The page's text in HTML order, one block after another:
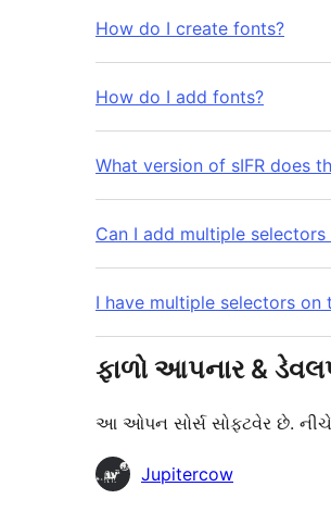
How do I create fonts?
How do I add fonts?
What version of sIFR does
Can I add multiple
I have multiple selectors
ફાળો આપનાર &
આ ઓપન સોર્સ સોફ્ટવેર છે.
ફાળો Jupitercow